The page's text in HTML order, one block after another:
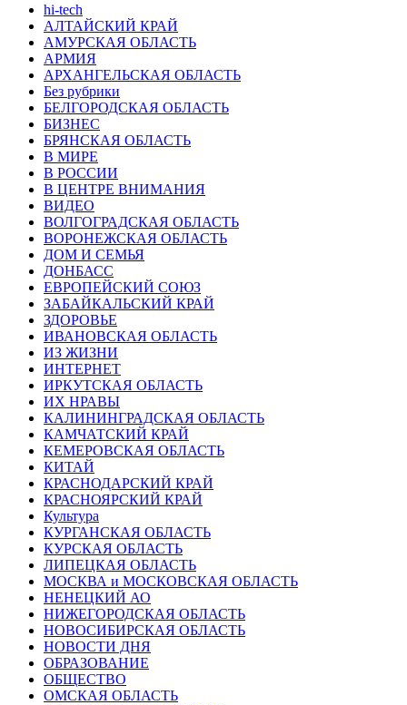
hi-tech
АЛТАЙСКИЙ КРАЙ
АМУРСКАЯ ОБЛАСТЬ
АРМИЯ
АРХАНГЕЛЬСКАЯ ОБЛАСТЬ
Без рубрики
БЕЛГОРОДСКАЯ ОБЛАСТЬ
БИЗНЕС
БРЯНСКАЯ ОБЛАСТЬ
В МИРЕ
В РОССИИ
В ЦЕНТРЕ ВНИМАНИЯ
ВИДЕО
ВОЛГОГРАДСКАЯ ОБЛАСТЬ
ВОРОНЕЖСКАЯ ОБЛАСТЬ
ДОМ И СЕМЬЯ
ДОНБАСС
ЕВРОПЕЙСКИЙ СОЮЗ
ЗАБАЙКАЛЬСКИЙ КРАЙ
ЗДОРОВЬЕ
ИВАНОВСКАЯ ОБЛАСТЬ
ИЗ ЖИЗНИ
ИНТЕРНЕТ
ИРКУТСКАЯ ОБЛАСТЬ
ИХ НРАВЫ
КАЛИНИНГРАДCКАЯ ОБЛАСТЬ
КАМЧАТСКИЙ КРАЙ
КЕМЕРОВСКАЯ ОБЛАСТЬ
КИТАЙ
КРАСНОДАРСКИЙ КРАЙ
КРАСНОЯРСКИЙ КРАЙ
Культура
КУРГАНСКАЯ ОБЛАСТЬ
КУРСКАЯ ОБЛАСТЬ
ЛИПЕЦКАЯ ОБЛАСТЬ
МОСКВА и МОСКОВСКАЯ ОБЛАСТЬ
НЕНЕЦКИЙ АО
НИЖЕГОРОДСКАЯ ОБЛАСТЬ
НОВОСИБИРСКАЯ ОБЛАСТЬ
НОВОСТИ ДНЯ
ОБРАЗОВАНИЕ
ОБЩЕСТВО
ОМСКАЯ ОБЛАСТЬ